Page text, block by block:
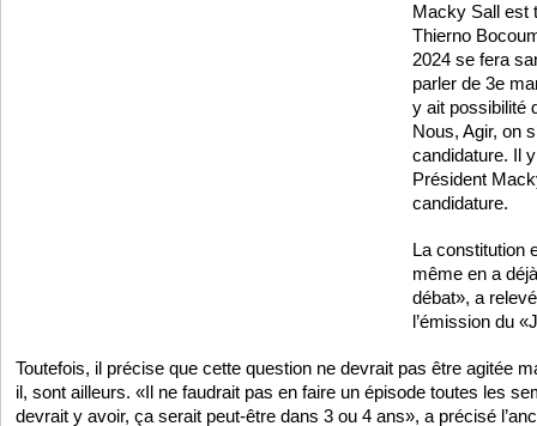
Macky Sall est
Thierno
2024 se fera
parler de 3e
y ait possibilité
Nous, Agir, on
candidature. Il
Président
candidature.
La constitution
même en a
débat», a
l’émission du
Toutefois, il précise que cette question ne devrait pas être agitée
il, sont ailleurs. «Il ne faudrait pas en faire un épisode toutes les
devrait y avoir, ça serait peut-être dans 3 ou 4 ans», a précisé